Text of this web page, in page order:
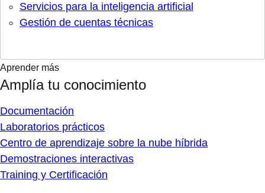
Servicios para la inteligencia artificial
Gestión de cuentas técnicas
Aprender más
Amplía tu conocimiento
Documentación
Laboratorios prácticos
Centro de aprendizaje sobre la nube híbrida
Demostraciones interactivas
Training y Certificación